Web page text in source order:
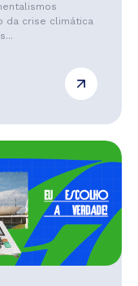
da crise climática